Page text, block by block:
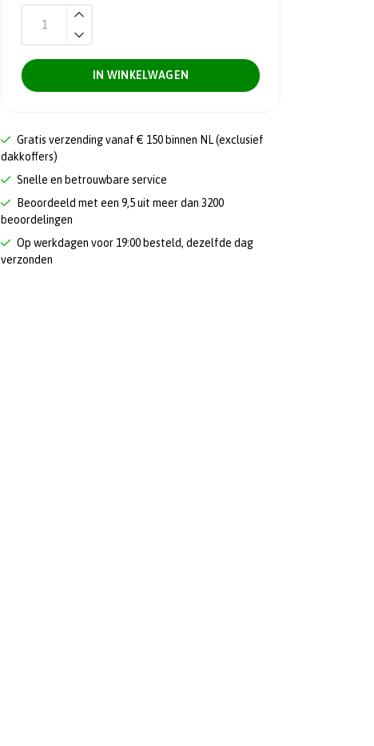
IN WINKELWAGEN
Gratis verzending vanaf € 150 binnen NL (exclusief
dakkoffers)
Snelle en betrouwbare service
Beoordeeld met een 9,5 uit meer dan 3200
beoordelingen
Op werkdagen voor 19:00 besteld, dezelfde dag
verzonden